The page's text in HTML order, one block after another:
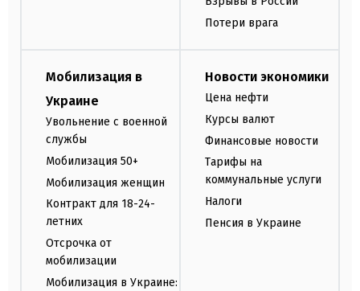
Потери врага
Мобилизация в
Украине
Увольнение с военной
службы
Мобилизация 50+
Мобилизация женщин
Контракт для 18-24-
летних
Отсрочка от
мобилизации
Мобилизация в Украине:
Новости экономики
Цена нефти
Курсы валют
Финансовые новости
Тарифы на
коммунальные услуги
Налоги
Пенсия в Украине